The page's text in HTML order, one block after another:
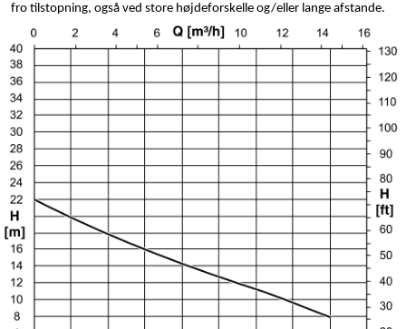
fro tilstopning, også ved store højdeforskelle og/eller lange afstande.